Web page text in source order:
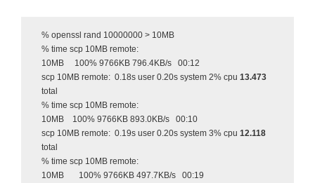
% openssl rand 10000000 > 10MB
% time scp 10MB remote:
10MB 100% 9766KB 796.4KB/s 00:12
scp 10MB remote: 0.18s user 0.20s system 2% cpu 13.473
total
% time scp 10MB remote:
10MB 100% 9766KB 893.0KB/s 00:10
scp 10MB remote: 0.19s user 0.20s system 3% cpu 12.118
total
% time scp 10MB remote:
10MB 100% 9766KB 497.7KB/s 00:19